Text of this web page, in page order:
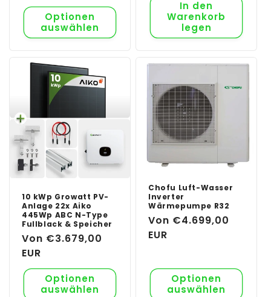
Optionen
auswählen
In den
Warenkorb
legen
10 kWp Growatt PV-
Anlage 22x Aiko
445Wp ABC N-Type
Fullblack & Speicher
Normaler
Preis
Von €3.679,00
EUR
Optionen
auswählen
Chofu Luft-Wasser
Inverter
Wärmepumpe R32
Normaler
Preis
Von €4.699,00
EUR
Optionen
auswählen